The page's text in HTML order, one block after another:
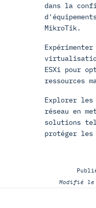
dans la
MikroTik.
virtualisation
ESXi pour
ressources
Explorer les
réseau en
solutions
protéger les
Modifié le